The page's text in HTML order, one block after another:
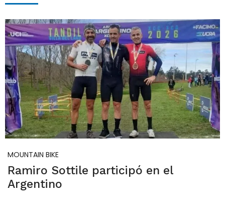
MOUNTAIN BIKE
Ramiro Sottile participó en el
Argentino